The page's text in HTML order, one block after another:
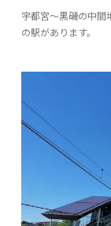
宇都宮〜黒磯の中間
の駅があります。